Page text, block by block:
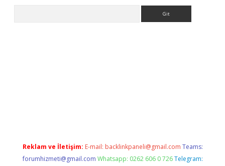
Reklam ve İletişim: E-mail: backlinkpaneli@gmail.com Teams:
forumhizmeti@gmail.com Whatsapp: 0262 606 0 726 Telegram: